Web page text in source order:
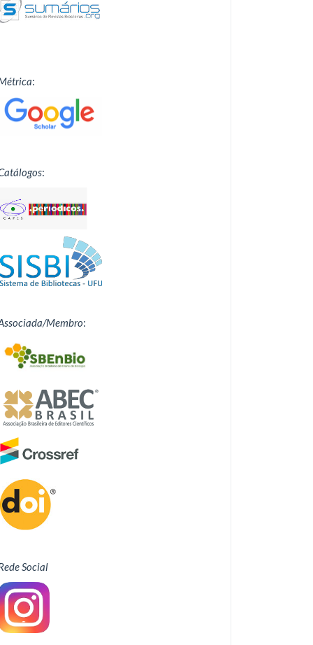
:
:
Membro:
Social